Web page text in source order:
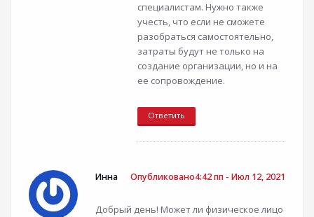
специалистам. Нужно также
учесть, что если не сможете
разобраться самостоятельно,
затраты будут не только на
создание организации, но и на
ее сопровождение.
Ответить
Инна Опубликовано4:42 пп - Июл 12, 2021
Добрый день! Может ли физическое лицо